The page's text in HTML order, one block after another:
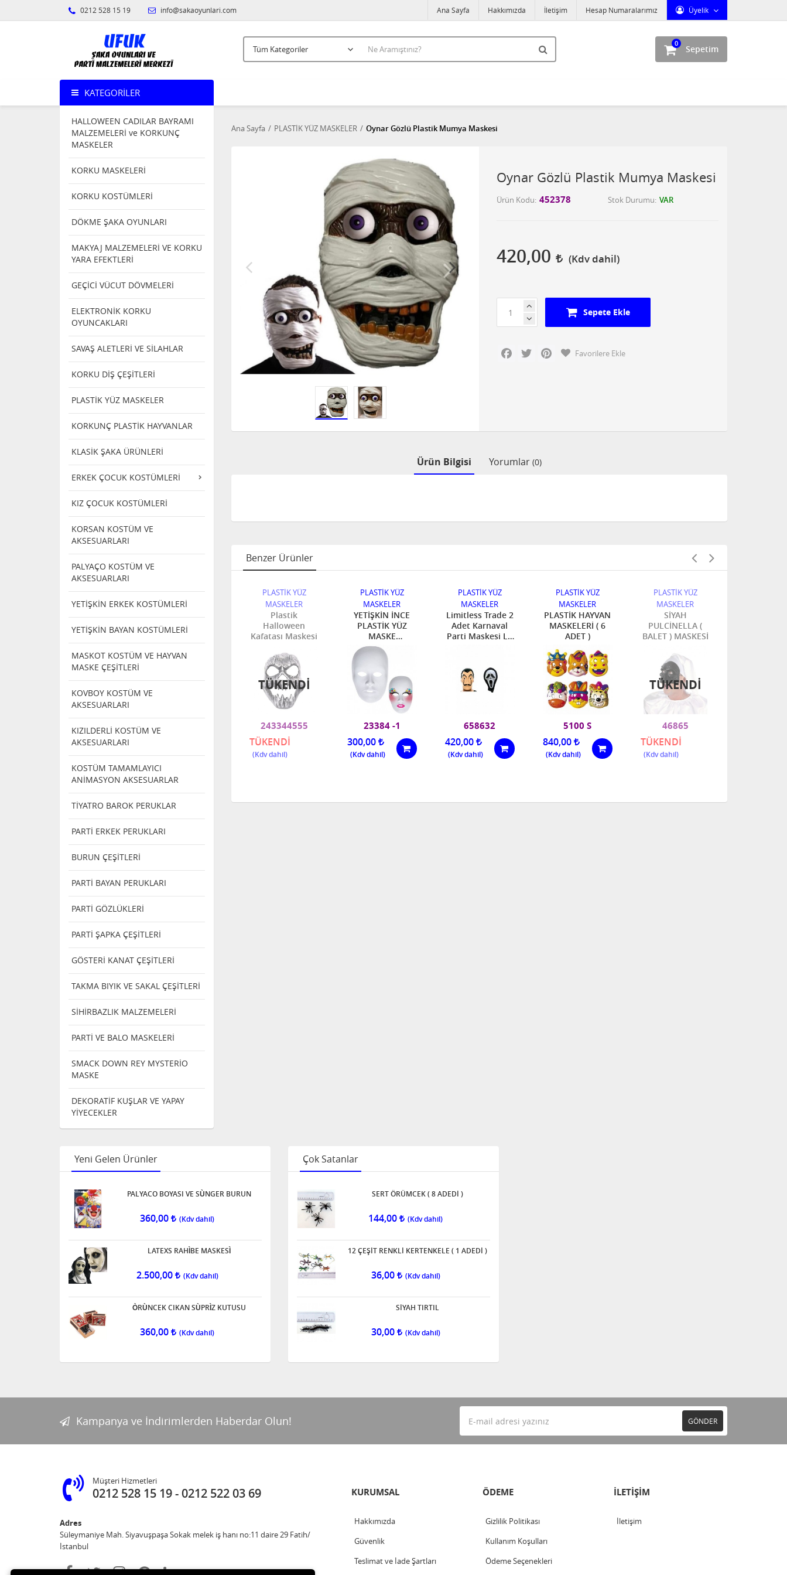
0212 528 15 19 info@sakaoyunlari.com Üyelik
Ana Sayfa Hakkımızda İletişim Hesap Numaralarımız
Sepetim
0
KATEGORILER
HALLOWEEN CADILAR BAYRAMI
MALZEMELERİ ve KORKUNÇ
MASKELER
KORKU MASKELERİ
KORKU KOSTÜMLERİ
DÖKME ŞAKA OYUNLARI
MAKYAJ MALZEMELERİ VE KORKU
YARA EFEKTLERİ
GEÇİCİ VÜCUT DÖVMELERİ
ELEKTRONİK KORKU
OYUNCAKLARI
SAVAŞ ALETLERİ VE SİLAHLAR
KORKU DİŞ ÇEŞİTLERİ
PLASTİK YÜZ MASKELER
KORKUNÇ PLASTİK HAYVANLAR
KLASİK ŞAKA ÜRÜNLERİ
ERKEK ÇOCUK KOSTÜMLERİ
KIZ ÇOCUK KOSTÜMLERİ
KORSAN KOSTÜM VE
AKSESUARLARI
PALYAÇO KOSTÜM VE
AKSESUARLARI
YETİŞKİN ERKEK KOSTÜMLERİ
YETİŞKİN BAYAN KOSTÜMLERİ
MASKOT KOSTÜM VE HAYVAN
MASKE ÇEŞİTLERİ
KOVBOY KOSTÜM VE
AKSESUARLARI
KIZILDERLİ KOSTÜM VE
AKSESUARLARI
KOSTÜM TAMAMLAYICI
ANİMASYON AKSESUARLAR
TİYATRO BAROK PERUKLAR
PARTİ ERKEK PERUKLARI
BURUN ÇEŞİTLERİ
PARTİ BAYAN PERUKLARI
PARTİ GÖZLÜKLERİ
PARTİ ŞAPKA ÇEŞİTLERİ
GÖSTERİ KANAT ÇEŞİTLERİ
TAKMA BIYIK VE SAKAL ÇEŞİTLERİ
SİHİRBAZLIK MALZEMELERİ
PARTİ VE BALO MASKELERİ
SMACK DOWN REY MYSTERİO
MASKE
DEKORATİF KUŞLAR VE YAPAY
YİYECEKLER
Ana Sayfa PLASTİK YÜZ MASKELER Oynar Gözlü Plastik Mumya Maskesi
Oynar Gözlü Plastik Mumya Maskesi
Ürün Kodu 452378 Stok Durumu VAR
420,00
Sepete Ekle
Facebook
Twitter PinterestFavorilere Ekle
Ürün Bilgisi Yorumlar (0)
Benzer Ürünler
PLASTİK YÜZ
MASKELER
PLASTİK KÖPEK
MASKESİ
46883
TÜKENDİ
TÜKENDI
PLASTİK YÜZ
MASKELER
PLASTİK ÇOCUK
ZORRO MASKESİ
TÜKENDI
PLASTİK YÜZ
MASKELER
Plastik
Halloween
Kafatası Maskesi
243344555
TÜKENDİ
TÜKENDI
PLASTİK YÜZ
MASKELER
YETİŞKİN İNCE
PLASTİK YÜZ
MASKE
(BOYANABİLİR)
23384 -1
300,00
PLASTİK YÜZ
MASKELER
Limitless Trade 2
Adet Karnaval
Parti Maskesi La
658632
420,00
PLASTİK YÜZ
MASKELER
PLASTİK HAYVAN
MASKELERİ ( 6
ADET )
5100 S
840,00
PLASTİK YÜZ
MASKELER
SİYAH
PULCİNELLA (
BALET ) MASKESİ
46865
TÜKENDİ
TÜKENDI
Yeni Gelen Ürünler
PALYACO BOYASI VE SÙNGER BURUN
360,00
LATEXS RAHÌBE MASKESÌ
2.500,00
ÒRÙNCEK CIKAN SÙPRÌZ KUTUSU
360,00
Çok Satanlar
SERT ÖRÜMCEK ( 8 ADEDİ )
144,00
12 ÇEŞİT RENKLİ KERTENKELE ( 1 ADEDİ )
36,00
SİYAH TIRTIL
30,00
Kampanya ve İndirimlerden Haberdar Olun! GÖNDER
Müşteri Hizmetleri
0212 528 15 19 0212 522 03 69
Adres
Süleymaniye Mah. Siyavuşpaşa Sokak melek iş hanı no:11 daire 29 Fatih/
İstanbul
KURUMSAL
Hakkımızda
Güvenlik
Teslimat ve İade Şartları
ÖDEME
Gizlilik Politikası
Kullanım Koşulları
Ödeme Seçenekleri
İLETİŞİM
İletişim